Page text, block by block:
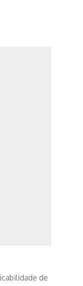
de